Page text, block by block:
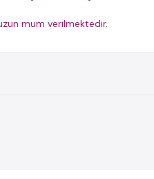
mum verilmektedir.